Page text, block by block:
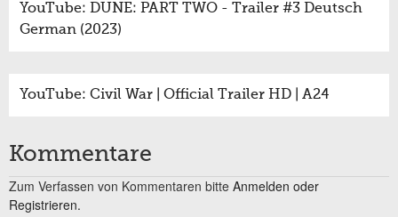
YouTube: DUNE: PART TWO - Trailer #3 Deutsch
German (2023)
YouTube: Civil War | Official Trailer HD | A24
Kommentare
Zum Verfassen von Kommentaren bitte Anmelden oder
Registrieren.